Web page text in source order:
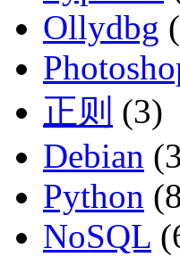
Ollydbg
正则 (3)
Debian
Python
NoSQL